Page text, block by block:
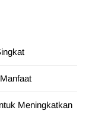
Meningkatkan